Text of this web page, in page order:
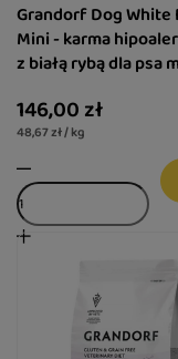
Grandorf Dog White
Mini - karma
z białą rybą dla psa
146,00 zł
48,67 zł / kg